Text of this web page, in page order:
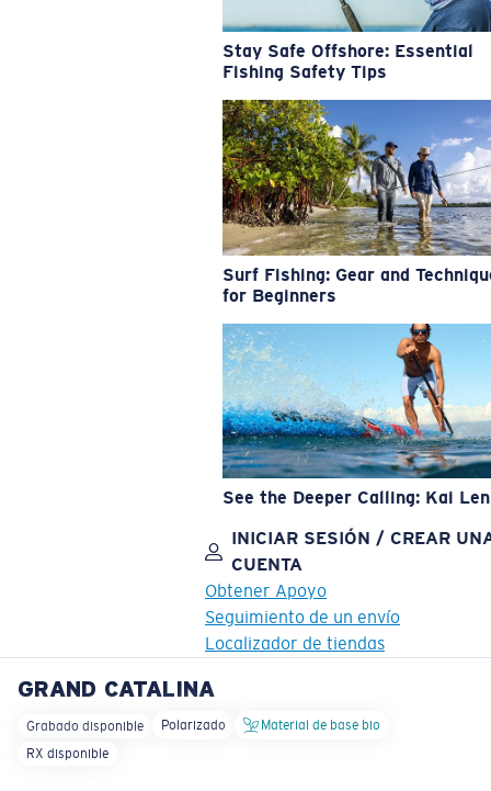
Stay Safe Offshore: Essential
Fishing Safety Tips
Surf Fishing: Gear and
for Beginners
See the Deeper Calling: Kai
INICIAR SESIÓN / CREAR
CUENTA
Obtener Apoyo
Seguimiento de un envío
Localizador de tiendas
OBJETIVO ACTUALIZADO
GRAND CATALINA
Grabado disponible Polarizado
Material de base bio
RX disponible